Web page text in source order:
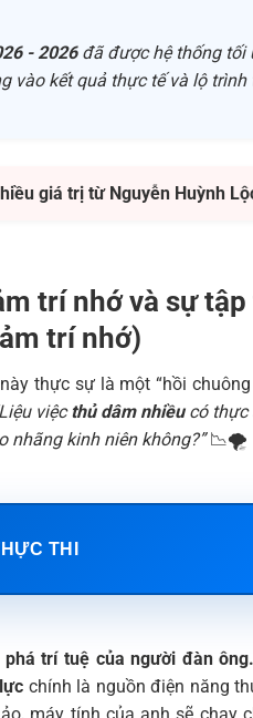
- 2026đã được hệ thống tối
vào kết quả thực tế và lộ trình
giá trị từ Nguyễn Huỳnh
trí nhớ và sự
trí nhớ)
thực sự là một “hồi
việcthủ dâm nhiềucó thực
nhãng kinh niên không?”📉🌪️
THI
phá trí tuệ của người đàn ông.
chính là nguồn điện năng